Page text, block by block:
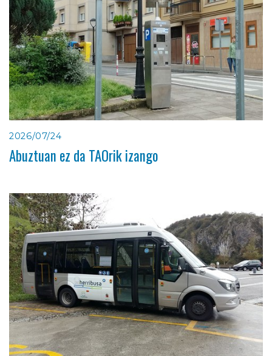
2026/07/24
Abuztuan ez da TAOrik izango